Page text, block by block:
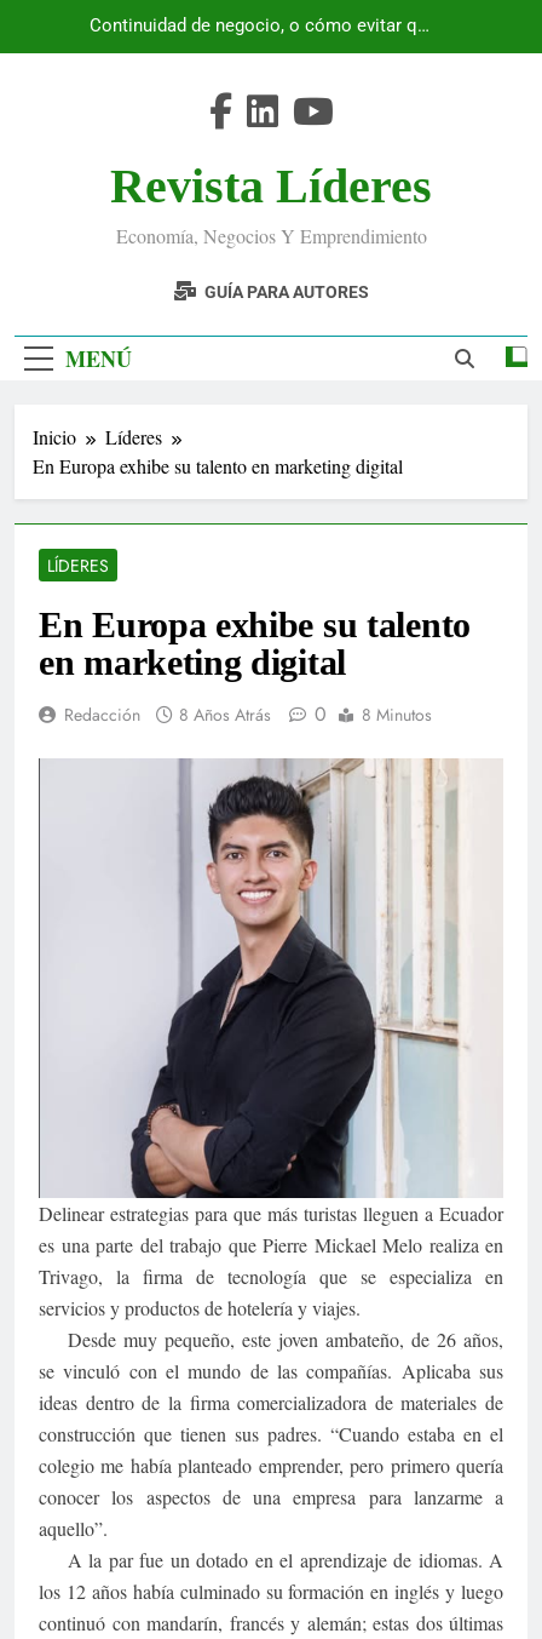
Continuidad de negocio, o cómo evitar que
Revista Líderes
Economía, Negocios Y Emprendimiento
GUÍA PARA AUTORES
MENÚ
Inicio
Líderes
En Europa exhibe su talento en marketing digital
LÍDERES
En Europa exhibe su talento
en marketing digital
Redacción 8 Años Atrás 0 8 Minutos
Delinear estrategias para que más turistas lleguen a Ecuador
es una parte del trabajo que Pierre Mickael Melo realiza en
Trivago, la firma de tecnología que se especializa en
servicios y productos de hotelería y viajes.
Desde muy pequeño, este joven ambateño, de 26 años,
se vinculó con el mundo de las compañías. Aplicaba sus
ideas dentro de la firma comercializadora de materiales de
construcción que tienen sus padres. “Cuando estaba en el
colegio me había planteado emprender, pero primero quería
conocer los aspectos de una empresa para lanzarme a
aquello”.
A la par fue un dotado en el aprendizaje de idiomas. A
los 12 años había culminado su formación en inglés y luego
continuó con mandarín, francés y alemán; estas dos últimas